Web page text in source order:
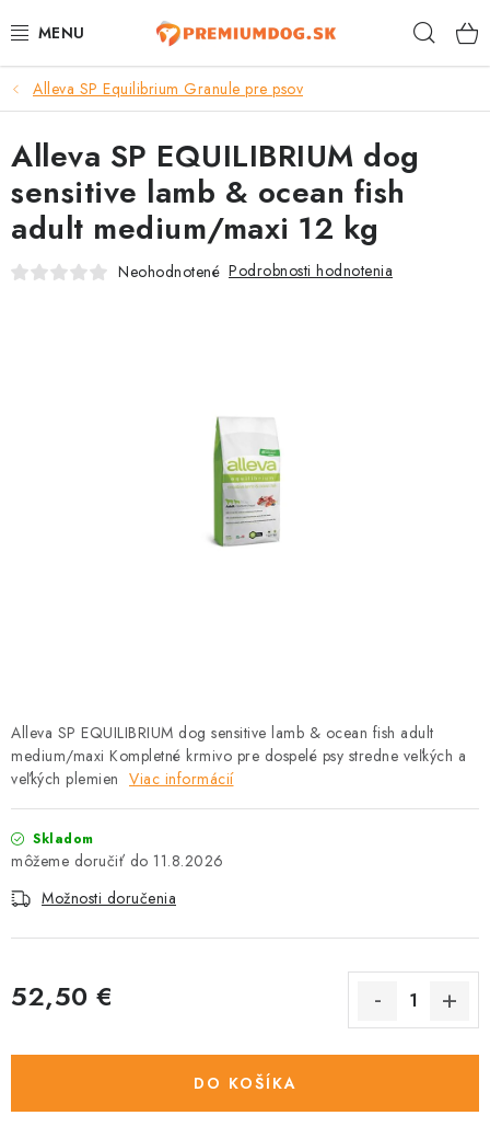
na
TOP 100 PRODUKTOV
NOVINKY
AKCIE
ÚTULKY
VONKAJŠIE VTÁCTVO
GELOREN KĽBOVÁ VÝŽIVA
CHOVATEĽSKÉ POTREBY
Kontakty Predajňa
Alleva SP Equilibrium Granule pre psov
Alleva SP EQUILIBRIUM dog sensitive lamb & ocean fish adult
medium/maxi Kompletné krmivo pre dospelé psy stredne veľkých a
veľkých plemien Viac informácií
Skladom
11.8.2026
Možnosti doručenia
52,50 €
DO KOŠÍKA
Alleva SP EQUILIBRIUM dog
sensitive lamb & ocean fish
adult medium/maxi 12 kg
Neohodnotené Podrobnosti hodnotenia